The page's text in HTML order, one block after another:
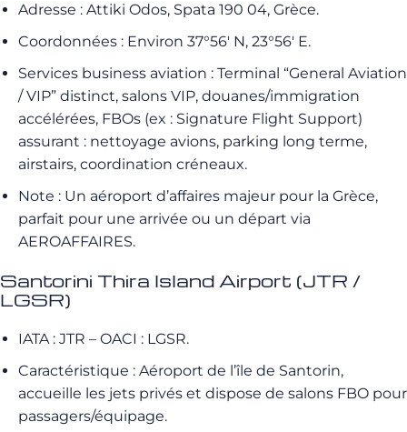
Adresse : Attiki Odos, Spata 190 04, Grèce.
Coordonnées : Environ 37°56′ N, 23°56′ E.
Services business aviation : Terminal “General Aviation
/ VIP” distinct, salons VIP, douanes/immigration
accélérées, FBOs (ex : Signature Flight Support)
assurant : nettoyage avions, parking long terme,
airstairs, coordination créneaux.
Note : Un aéroport d’affaires majeur pour la Grèce,
parfait pour une arrivée ou un départ via
AEROAFFAIRES.
Santorini Thira Island Airport (JTR /
LGSR)
IATA : JTR – OACI : LGSR.
Caractéristique : Aéroport de l’île de Santorin,
accueille les jets privés et dispose de salons FBO pour
passagers/équipage.